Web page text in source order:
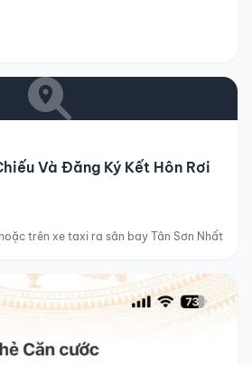
Và Đăng Ký Kết Hôn Rơi
trên xe taxi ra sân bay Tân Sơn Nhất